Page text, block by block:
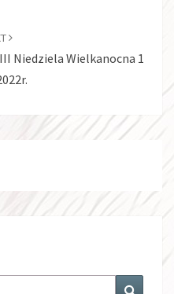
Niedziela Wielkanocna 1